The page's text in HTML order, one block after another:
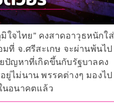
มิใจไทย” คงสาดอาวุธหนักใส่
ที่ จ.ศรีสะเกษ จะผ่านพ้นไป
ปัญหาที่เกิดขึ้นกับรัฐบาลคง
ยู่ไม่นาน พรรคต่างๆ มองไป
นอนาคตแล้ว